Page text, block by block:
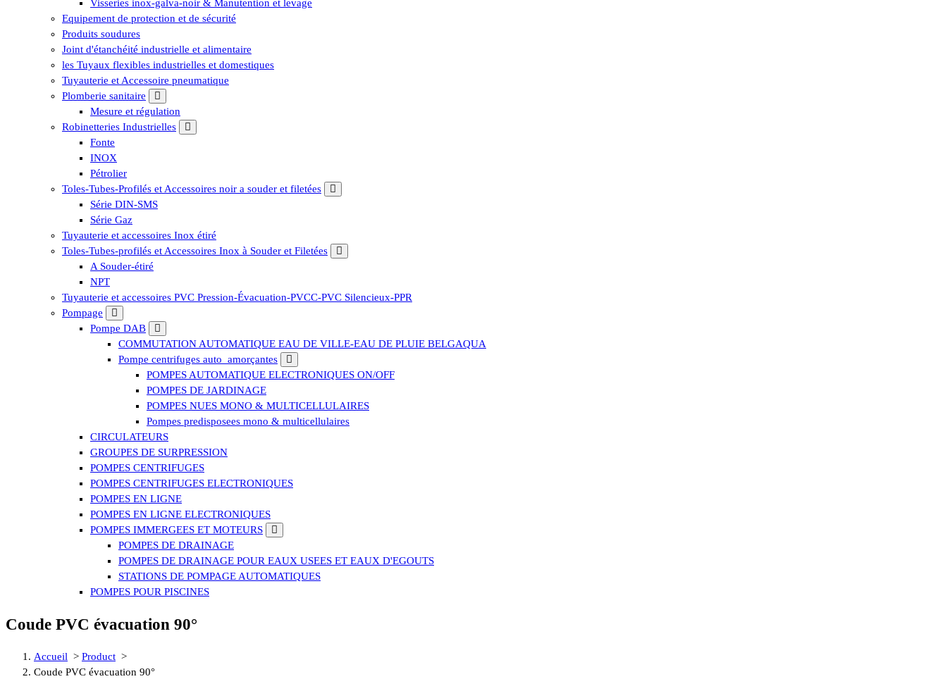
Visseries inox-galva-noir & Manutention et levage
Equipement de protection et de sécurité
Produits soudures
Joint d'étanchéité industrielle et alimentaire
les Tuyaux flexibles industrielles et domestiques
Tuyauterie et Accessoire pneumatique
Plomberie sanitaire
Mesure et régulation
Robinetteries Industrielles
Fonte
INOX
Pétrolier
Toles-Tubes-Profilés et Accessoires noir a souder et filetées
Série DIN-SMS
Série Gaz
Tuyauterie et accessoires Inox étiré
Toles-Tubes-profilés et Accessoires Inox à Souder et Filetées
A Souder-étiré
NPT
Tuyauterie et accessoires PVC Pression-Évacuation-PVCC-PVC Silencieux-PPR
Pompage
Pompe DAB
COMMUTATION AUTOMATIQUE EAU DE VILLE-EAU DE PLUIE BELGAQUA
Pompe centrifuges auto_amorçantes
POMPES AUTOMATIQUE ELECTRONIQUES ON/OFF
POMPES DE JARDINAGE
POMPES NUES MONO & MULTICELLULAIRES
Pompes predisposees mono & multicellulaires
CIRCULATEURS
GROUPES DE SURPRESSION
POMPES CENTRIFUGES
POMPES CENTRIFUGES ELECTRONIQUES
POMPES EN LIGNE
POMPES EN LIGNE ELECTRONIQUES
POMPES IMMERGEES ET MOTEURS
POMPES DE DRAINAGE
POMPES DE DRAINAGE POUR EAUX USEES ET EAUX D'EGOUTS
STATIONS DE POMPAGE AUTOMATIQUES
POMPES POUR PISCINES
Coude PVC évacuation 90°
Accueil > Product >
Coude PVC évacuation 90°